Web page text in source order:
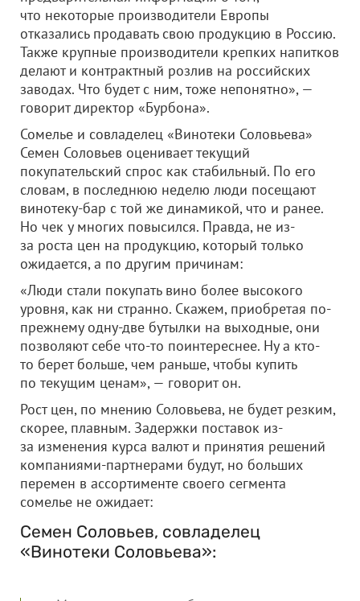
что некоторые производители Европы
отказались продавать свою продукцию в Россию.
Также крупные производители крепких напитков
делают и контрактный розлив на российских
заводах. Что будет с ним, тоже непонятно», —
говорит директор «Бурбона».
Сомелье и совладелец «Винотеки Соловьева»
Семен Соловьев оценивает текущий
покупательский спрос как стабильный. По его
словам, в последнюю неделю люди посещают
винотеку-бар с той же динамикой, что и ранее.
Но чек у многих повысился. Правда, не из-
за роста цен на продукцию, который только
ожидается, а по другим причинам:
«Люди стали покупать вино более высокого
уровня, как ни странно. Скажем, приобретая по-
прежнему одну-две бутылки на выходные, они
позволяют себе что-то поинтереснее. Ну а кто-
то берет больше, чем раньше, чтобы купить
по текущим ценам», — говорит он.
Рост цен, по мнению Соловьева, не будет резким,
скорее, плавным. Задержки поставок из-
за изменения курса валют и принятия решений
компаниями-партнерами будут, но больших
перемен в ассортименте своего сегмента
сомелье не ожидает:
Семен Соловьев, совладелец
«Винотеки Соловьева»: